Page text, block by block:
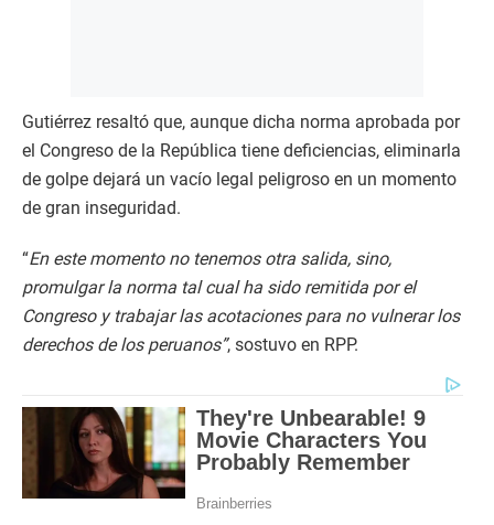
Gutiérrez resaltó que, aunque dicha norma aprobada por
el Congreso de la República tiene deficiencias, eliminarla
de golpe dejará un vacío legal peligroso en un momento
de gran inseguridad.
“En este momento no tenemos otra salida, sino,
promulgar la norma tal cual ha sido remitida por el
Congreso y trabajar las acotaciones para no vulnerar los
derechos de los peruanos”, sostuvo en RPP.